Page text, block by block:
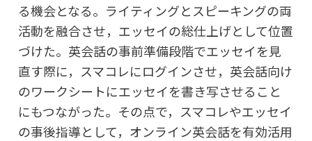
る機会となる。ライティングとスピーキングの両
活動を融合させ，エッセイの総仕上げとして位置
づけた。英会話の事前準備段階でエッセイを見
直す際に，スマコレにログインさせ，英会話向け
のワークシートにエッセイを書き写させること
にもつながった。その点で，スマコレやエッセイ
の事後指導として，オンライン英会話を有効活用